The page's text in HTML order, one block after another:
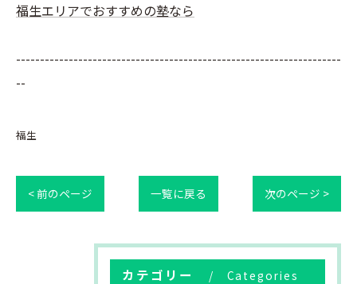
福生エリアでおすすめの塾なら
--------------------------------------------------------------------
--
福生
< 前のページ 一覧に戻る 次のページ >
カテゴリー Categories